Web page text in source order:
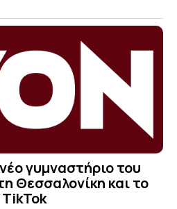
γυμναστήριο του
Θεσσαλονίκη και το